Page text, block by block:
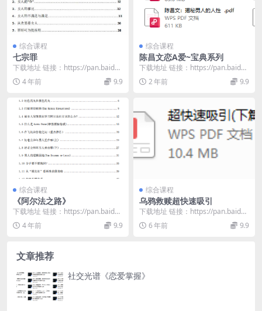
综合课程
七宗罪
下载地址 链接：https://pan.baidu.
com/s/1W7hcNjd...
4 年前 9.9
综合课程
陈昌文恋A爱~宝典系列
下载地址 链接：https://pan.baidu.
com/s/1Nni278S...
2 年前 9.9
综合课程
《阿尔法之路》
下载地址 链接：https://pan.baidu.
com/s/13KoT7mi...
4 年前 9.9
综合课程
乌鸦救赎超快速吸引
下载地址 链接：https://pan.baidu.
com/s/1RcTXdEg...
6 年前 9.9
文章推荐
社交光谱《恋爱掌握》